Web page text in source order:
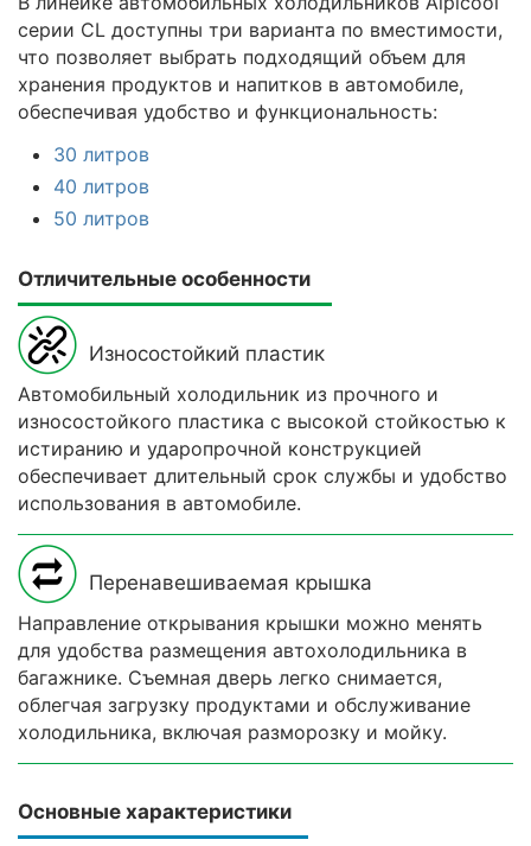
серии CL доступны три варианта по вместимости,
что позволяет выбрать подходящий объем для
хранения продуктов и напитков в автомобиле,
обеспечивая удобство и функциональность:
30 литров
40 литров
50 литров
Отличительные особенности
Износостойкий пластик
Автомобильный холодильник из прочного и
износостойкого пластика с высокой стойкостью к
истиранию и ударопрочной конструкцией
обеспечивает длительный срок службы и удобство
использования в автомобиле.
Перенавешиваемая крышка
Направление открывания крышки можно менять
для удобства размещения автохолодильника в
багажнике. Съемная дверь легко снимается,
облегчая загрузку продуктами и обслуживание
холодильника, включая разморозку и мойку.
Основные характеристики